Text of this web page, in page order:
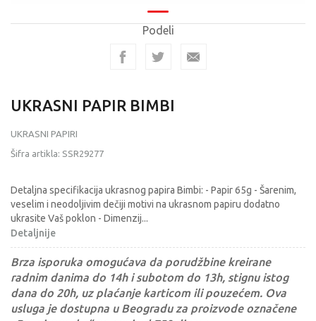
Podeli
UKRASNI PAPIR BIMBI
UKRASNI PAPIRI
Šifra artikla: SSR29277
Detaljna specifikacija ukrasnog papira Bimbi: - Papir 65g - Šarenim,
veselim i neodoljivim dečiji motivi na ukrasnom papiru dodatno
ukrasite Vaš poklon - Dimenzij...
Detaljnije
Brza isporuka omogućava da porudžbine kreirane
radnim danima do 14h i subotom do 13h, stignu istog
dana do 20h, uz plaćanje karticom ili pouzećem. Ova
usluga je dostupna u Beogradu za proizvode označene